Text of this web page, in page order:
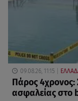
09.08.26, 11:15
Πάρος 4χρονος:
ασφαλείας στο